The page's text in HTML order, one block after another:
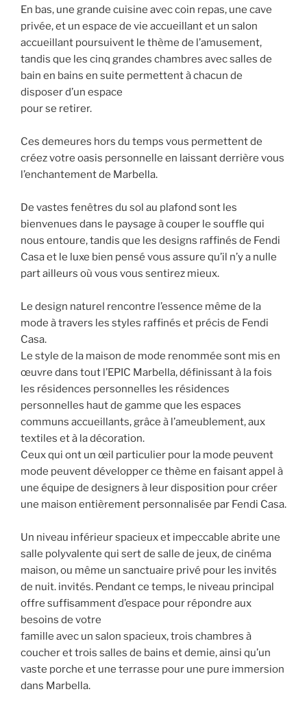
En bas, une grande cuisine avec coin repas, une cave
privée, et un espace de vie accueillant et un salon
accueillant poursuivent le thème de l’amusement,
tandis que les cinq grandes chambres avec salles de
bain en bains en suite permettent à chacun de
disposer d’un espace
pour se retirer.
Ces demeures hors du temps vous permettent de
créez votre oasis personnelle en laissant derrière vous
l’enchantement de Marbella.
De vastes fenêtres du sol au plafond sont les
bienvenues dans le paysage à couper le souffle qui
nous entoure, tandis que les designs raffinés de Fendi
Casa et le luxe bien pensé vous assure qu’il n’y a nulle
part ailleurs où vous vous sentirez mieux.
Le design naturel rencontre l’essence même de la
mode à travers les styles raffinés et précis de Fendi
Casa.
Le style de la maison de mode renommée sont mis en
œuvre dans tout l’EPIC Marbella, définissant à la fois
les résidences personnelles les résidences
personnelles haut de gamme que les espaces
communs accueillants, grâce à l’ameublement, aux
textiles et à la décoration.
Ceux qui ont un œil particulier pour la mode peuvent
mode peuvent développer ce thème en faisant appel à
une équipe de designers à leur disposition pour créer
une maison entièrement personnalisée par Fendi Casa.
Un niveau inférieur spacieux et impeccable abrite une
salle polyvalente qui sert de salle de jeux, de cinéma
maison, ou même un sanctuaire privé pour les invités
de nuit. invités. Pendant ce temps, le niveau principal
offre suffisamment d’espace pour répondre aux
besoins de votre
famille avec un salon spacieux, trois chambres à
coucher et trois salles de bains et demie, ainsi qu’un
vaste porche et une terrasse pour une pure immersion
dans Marbella.